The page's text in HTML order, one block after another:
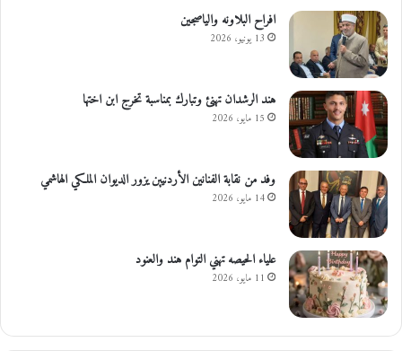
افراح البلاونه والياصجين
13 يونيو، 2026
هند الرشدان تهنئ وتبارك بمناسبة تخرج ابن اختها
15 مايو، 2026
وفد من نقابة الفنانين الأردنيين يزور الديوان الملكي الهاشمي
14 مايو، 2026
علياء الحيصه تهني التوام هند والعنود
11 مايو، 2026